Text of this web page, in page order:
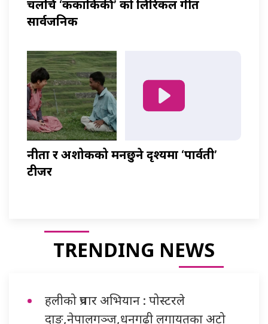
चलचित्र ‘ककाकिकी’ को लिरिकल गीत
सार्वजनिक
नीता र अशोकको मनछुने दृश्यमा ‘पार्वती’
टीजर
TRENDING NEWS
हलीको प्रचार अभियान : पोस्टरले
दाङ,नेपालगञ्ज,धनगढी लगायतका अटो